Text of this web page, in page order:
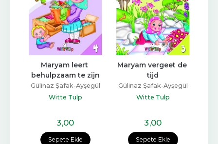
Sepete Ekle
Maryam leert
behulpzaam te zijn
Gülinaz Şafak-Ayşegül
Coşkun
Witte Tulp
3,00
Sepete Ekle
Maryam vergeet de
tijd
Gülinaz Şafak-Ayşegül
Coşkun
Witte Tulp
3,00